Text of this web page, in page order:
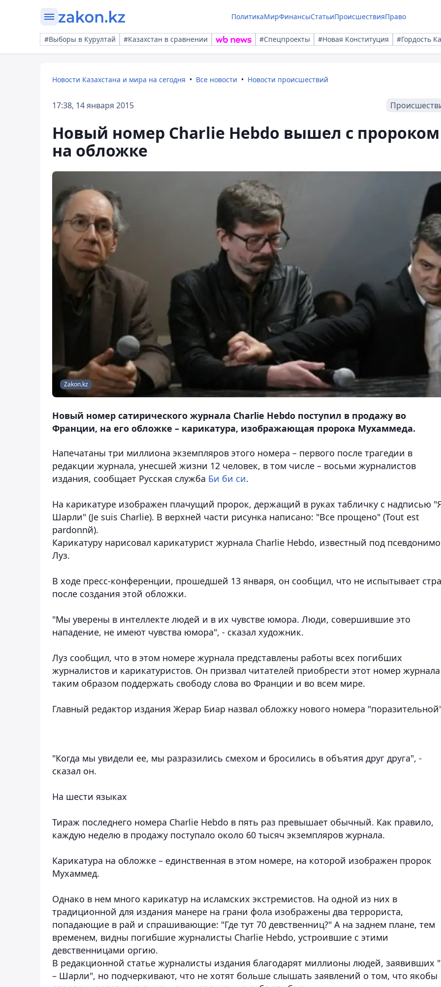
ПолитикаМирФинансыСтатьиПроисшествияПраво
#Выборы в Курултай #Казахстан в сравнении #Спецпроекты #Новая Конституция #Гордость
Новости Казахстана и мира на сегодня Все новости Новости происшествий
17:38, 14 января 2015
Новый номер Charlie Hebdo вышел с пророком
на обложке
Zakon.kz
Новый номер сатирического журнала Charlie Hebdo поступил в продажу во
Франции, на его обложке – карикатура, изображающая пророка Мухаммеда.
Напечатаны три миллиона экземпляров этого номера – первого после трагедии в
редакции журнала, унесшей жизни 12 человек, в том числе – восьми журналистов
издания, сообщает Русская служба Би би си.
На карикатуре изображен плачущий пророк, держащий в руках табличку с надписью
Шарли" (Je suis Charlie). В верхней части рисунка написано: "Все прощено" (Tout est
pardonnй).
Карикатуру нарисовал карикатурист журнала Charlie Hebdo, известный под
Луз.
В ходе пресс-конференции, прошедшей 13 января, он сообщил, что не испытывает
после создания этой обложки.
"Мы уверены в интеллекте людей и в их чувстве юмора. Люди, совершившие это
нападение, не имеют чувства юмора", - сказал художник.
Луз сообщил, что в этом номере журнала представлены работы всех погибших
журналистов и карикатуристов. Он призвал читателей приобрести этот номер
таким образом поддержать свободу слова во Франции и во всем мире.
Главный редактор издания Жерар Биар назвал обложку нового номера
"Когда мы увидели ее, мы разразились смехом и бросились в объятия друг друга", -
сказал он.
На шести языках
Тираж последнего номера Charlie Hebdo в пять раз превышает обычный. Как правило,
каждую неделю в продажу поступало около 60 тысяч экземпляров журнала.
Карикатура на обложке – единственная в этом номере, на которой изображен пророк
Мухаммед.
Однако в нем много карикатур на исламских экстремистов. На одной из них в
традиционной для издания манере на грани фола изображены два террориста,
попадающие в рай и спрашивающие: "Где тут 70 девственниц?" А на заднем плане, тем
временем, видны погибшие журналисты Charlie Hebdo, устроившие с этими
девственницами оргию.
В редакционной статье журналисты издания благодарят миллионы людей, заявивших
– Шарли", но подчеркивают, что не хотят больше слышать заявлений о том, что якобы